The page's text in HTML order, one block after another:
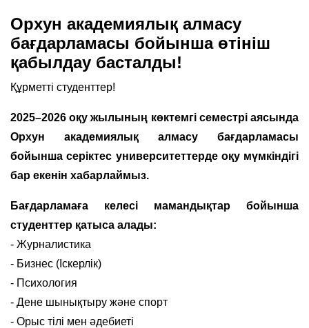
Орхун академиялық алмасу
бағдарламасы бойынша өтініш
қабылдау басталды!
Құрметті студенттер!
2025–2026 оқу жылының көктемгі семестрі аясында
Орхун академиялық алмасу бағдарламасы
бойынша серіктес университеттерде оқу мүмкіндігі
бар екенін хабарлаймыз.
Бағдарламаға келесі мамандықтар бойынша
студенттер қатыса алады:
- Журналистика
- Бизнес (Іскерлік)
- Психология
- Дене шынықтыру және спорт
- Орыс тілі мен әдебиеті